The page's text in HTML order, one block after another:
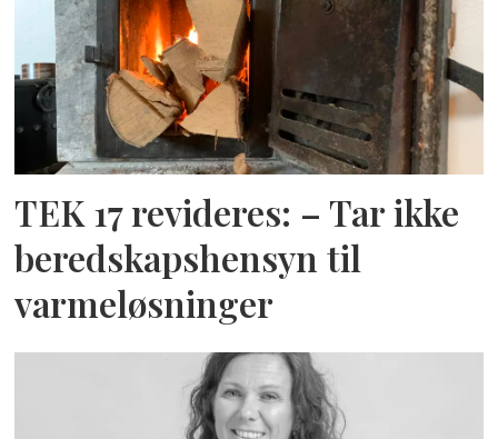
TEK 17 revideres: – Tar ikke
beredskapshensyn til
varmeløsninger